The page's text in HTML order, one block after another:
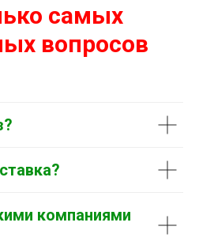
самых
вопросов
компаниями